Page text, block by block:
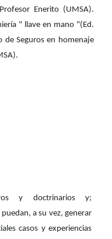
Enerito (UMSA).
" llave en mano "(Ed.
de Seguros en homenaje
y doctrinarios y;
a su vez, generar
casos y experiencias